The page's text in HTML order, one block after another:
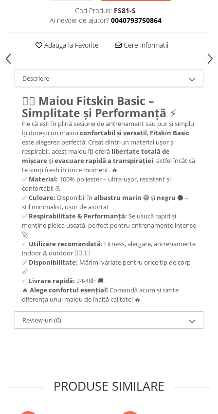
Cod Produs: FS81-S
Ai nevoie de ajutor? 0040793750864
Adauga la Favorite Cere informatii
Descriere
🏋️‍♂️ Maiou Fitskin Basic –
Simplitate și Performanță ⚡
Fie că ești în plină sesiune de antrenament sau pur și simplu
îți dorești un maiou confortabil și versatil, Fitskin Basic
este alegerea perfectă! Creat dintr-un material ușor și
respirabil, acest maiou îți oferă libertate totală de
mișcare șievacuare rapidă a transpirației, astfel încât să
te simți fresh în orice moment. 🔥
✅ Material: 100% poliester – ultra-ușor, rezistent și
confortabil 💪
✅Culoare: Disponibil în albastru marin 🔵 și negru ⚫ –
stil minimalist, ușor de asortat
✅ Respirabilitate & Performanță: Se usucă rapid și
menține pielea uscată, perfect pentru antrenamente intense
🚀
✅ Utilizare recomandată: Fitness, alergare, antrenamente
indoor & outdoor 🏃‍♂️🏋️‍♂️
✅ Disponibilitate: Mărimi variate pentru orice tip de corp
📏
✅ Livrare rapidă: 24-48h 🚚
🔥 Alege confortul esențial! Comandă acum și simte
diferența unui maiou de înaltă calitate! 🔥
Review-uri(0)
PRODUSE SIMILARE